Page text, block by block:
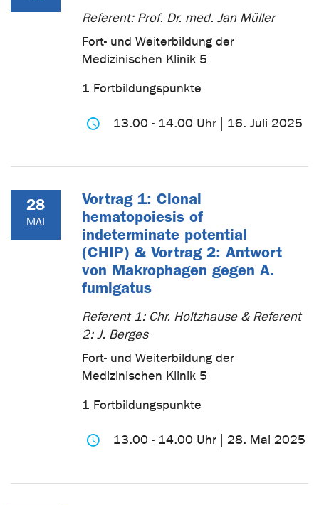
Referent: Prof. Dr. med. Jan Müller
Fort- und Weiterbildung der
Medizinischen Klinik 5
1 Fortbildungspunkte
13.00 - 14.00 Uhr | 16. Juli 2025
28
MAI
Vortrag 1: Clonal
hematopoiesis of
indeterminate potential
(CHIP) & Vortrag 2: Antwort
von Makrophagen gegen A.
fumigatus
Referent 1: Chr. Holtzhause & Referent
2: J. Berges
Fort- und Weiterbildung der
Medizinischen Klinik 5
1 Fortbildungspunkte
13.00 - 14.00 Uhr | 28. Mai 2025